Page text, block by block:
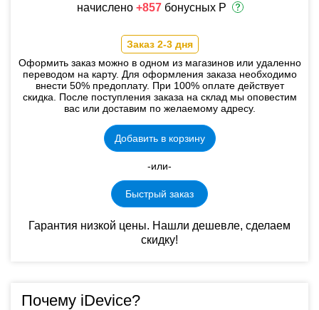
начислено +857 бонусных Р
Заказ 2-3 дня
Оформить заказ можно в одном из магазинов или удаленно
переводом на карту. Для оформления заказа необходимо
внести 50% предоплату. При 100% оплате действует
скидка. После поступления заказа на склад мы оповестим
вас или доставим по желаемому адресу.
Добавить в корзину
-или-
Быстрый заказ
Гарантия низкой цены. Нашли дешевле, сделаем
скидку!
Почему iDevice?